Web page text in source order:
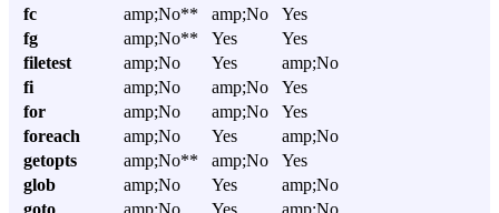
fc
amp;No** amp;No
Yes
fg
amp;No** Yes
Yes
filetest
amp;No Yes
amp;No
fi
amp;No amp;No
Yes
for
amp;No amp;No
Yes
foreach
amp;No Yes
amp;No
getopts
amp;No** amp;No
Yes
glob
amp;No Yes
amp;No
goto
amp;No Yes
amp;No